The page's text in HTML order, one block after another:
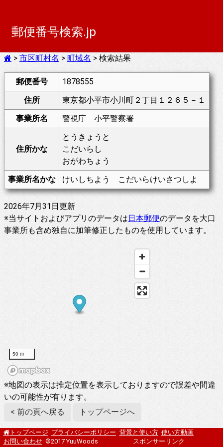
郵便番号検索.jp
> 市区町村名 > 町域名 > 検索結果
郵便番号
1878555
住所
東京都小平市小川町２丁目１２６５－１
事業所名
警視庁 小平警察署
住所かな
とうきょうと
こだいらし
おがわちょう
事業所名かな
けいしちよう こだいらけいさつしよ
2026年7月31日更新
※当サイトおよびアプリのデータは日本郵便のデータを大口
事業所も含め独自に加筆修正したものを使用しています。
50 m
※地図の表示は推定位置を表示しておりますので誤差や間違
いの可能性が有ります。
< 前の頁へ戻る
トップページへ
トップページ プライバシーポリシー 背景と使い方 使い方動画
お問い合わせ ©2017 YuuWoods スポンサーリンク